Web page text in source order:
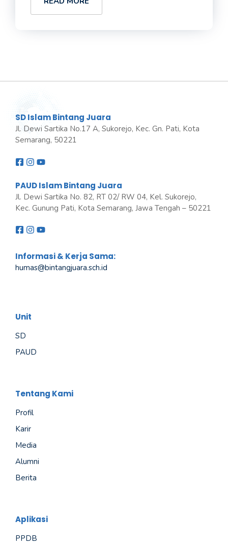
SD Islam Bintang Juara
Jl. Dewi Sartika No.17 A, Sukorejo, Kec. Gn. Pati, Kota
Semarang, 50221
PAUD Islam Bintang Juara
Jl. Dewi Sartika No. 82, RT 02/ RW 04, Kel. Sukorejo,
Kec. Gunung Pati, Kota Semarang, Jawa Tengah – 50221
Informasi & Kerja Sama:
humas@bintangjuara.sch.id
Unit
SD
PAUD
Tentang Kami
Profil
Karir
Media
Alumni
Berita
Aplikasi
PPDB